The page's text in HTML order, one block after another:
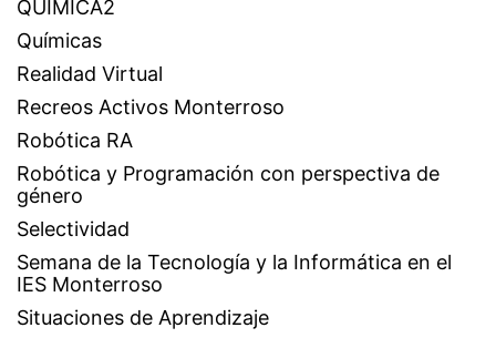
QUÍMICA2
Químicas
Realidad Virtual
Recreos Activos Monterroso
Robótica RA
Robótica y Programación con perspectiva de
género
Selectividad
Semana de la Tecnología y la Informática en el
IES Monterroso
Situaciones de Aprendizaje